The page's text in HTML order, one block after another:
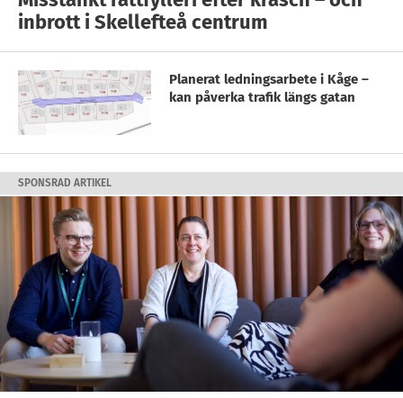
inbrott i Skellefteå centrum
Planerat ledningsarbete i Kåge –
kan påverka trafik längs gatan
SPONSRAD ARTIKEL